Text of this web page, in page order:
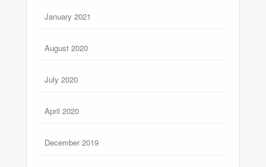
January 2021
August 2020
July 2020
April 2020
December 2019